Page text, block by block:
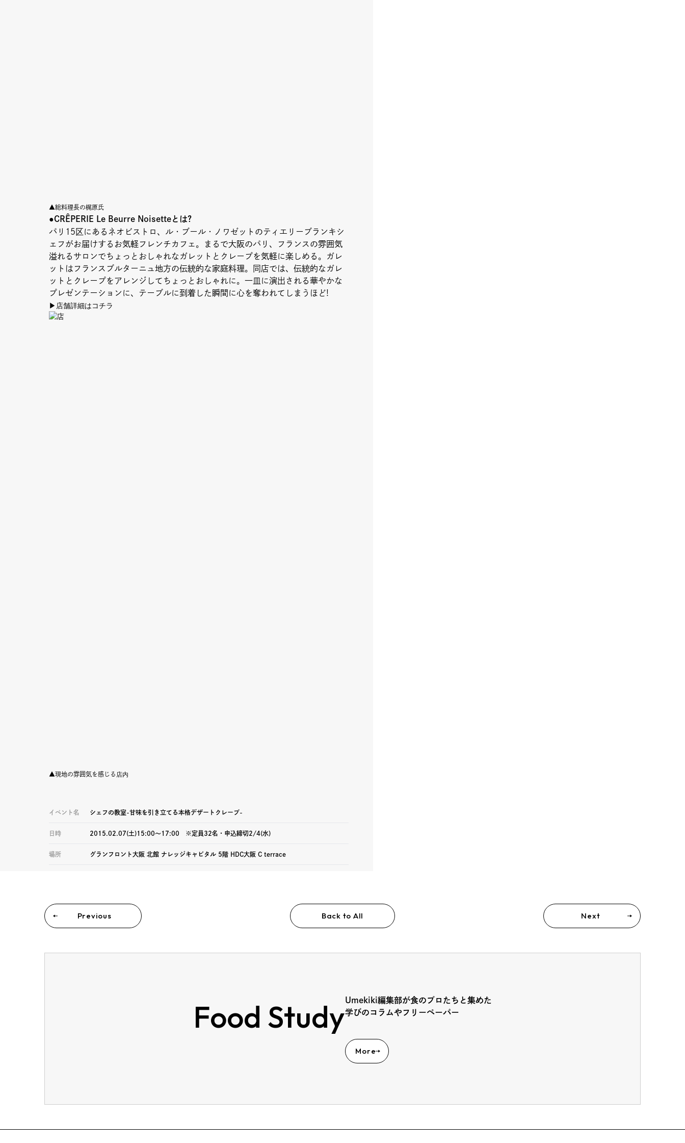
▲総料理長の梶原氏
●CRÊPERIE Le Beurre Noisetteとは?
パリ15区にあるネオビストロ、ル・ブール・ノワゼットのティエリーブランキシ
ェフがお届けするお気軽フレンチカフェ。まるで大阪のパリ、フランスの雰囲気
溢れるサロンでちょっとおしゃれなガレットとクレープを気軽に楽しめる。ガレ
ットはフランスブルターニュ地方の伝統的な家庭料理。同店では、伝統的なガレ
ットとクレープをアレンジしてちょっとおしゃれに。一皿に演出される華やかな
プレゼンテーションに、テーブルに到着した瞬間に心を奪われてしまうほど!
▶店舗詳細はコチラ
▲現地の雰囲気を感じる 店内
イベント名 シェフの教室-甘味を引き立てる本格デザートクレープ-
日時 2015.02.07(土)15:00〜17:00 ※定員32名・申込締切2/4(水)
場所 グランフロント大阪 北館 ナレッジキャピタル 5階 HDC大阪 C terrace
Previous Back to All Next
Food StudyUmekiki編集部が食のプロたちと集めた
学びのコラムやフリーペーパー
More